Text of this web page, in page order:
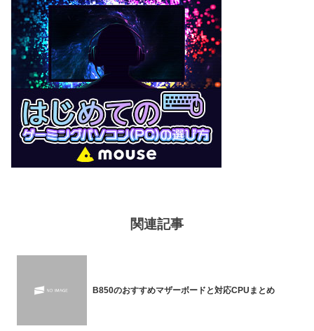
関連記事
B850のおすすめマザーボードと対応CPUまとめ